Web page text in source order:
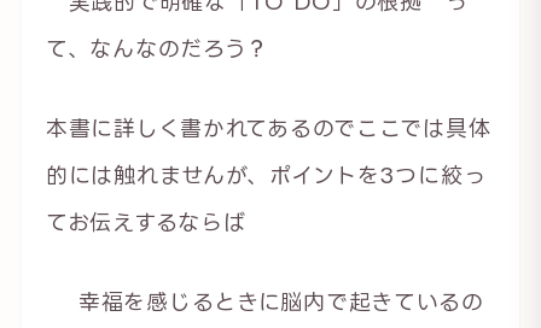
て、なんなのだろう？
本書に詳しく書かれてあるのでここでは具体
的には触れませんが、ポイントを3つに絞っ
てお伝えするならば
幸福を感じるときに脳内で起きているの